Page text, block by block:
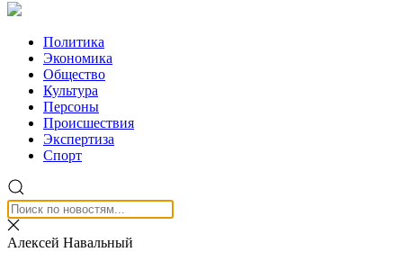
Политика
Экономика
Общество
Культура
Персоны
Происшествия
Экспертиза
Спорт
Алексей Навальный